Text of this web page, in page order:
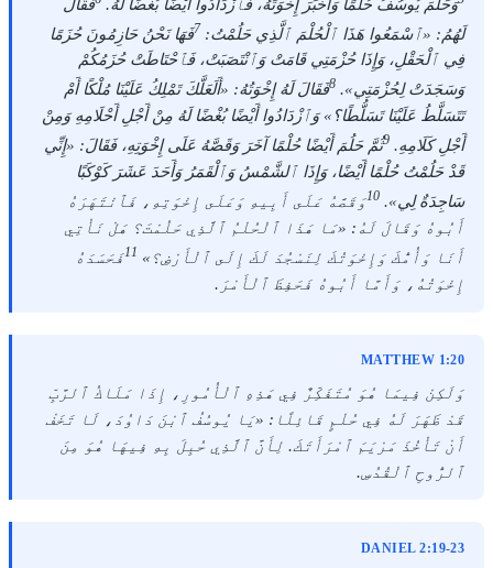
وَحَلُمَ يُوسُفُ حُلْمًا وَأَخْبَرَ إِخْوَتَهُ، فَٱزْدَادُوا أَيْضًا بُغْضًا لَهُ. فَقَالَ
لَهُمُ: «ٱسْمَعُوا هَذَا ٱلْحُلْمَ ٱلَّذِي حَلُمْتُ: 7فَهَا نَحْنُ حَازِمُونَ حُزَمًا
فِي ٱلْحَقْلِ، وَإِذَا حُزْمَتِي قَامَتْ وَٱنْتَصَبَتْ، فَٱحْتَاطَتْ حُزَمُكُمْ
وَسَجَدَتْ لِحُزْمَتِي». 8فَقَالَ لَهُ إِخْوَتُهُ: «أَلَعَلَّكَ تَمْلِكُ عَلَيْنَا مُلْكًا أَمْ
تَتَسَلَّطُ عَلَيْنَا تَسَلُّطًا؟» وَٱزْدَادُوا أَيْضًا بُغْضًا لَهُ مِنْ أَجْلِ أَحْلَامِهِ وَمِنْ
أَجْلِ كَلَامِهِ. 9ثُمَّ حَلُمَ أَيْضًا حُلْمًا آخَرَ وَقَصَّهُ عَلَى إِخْوَتِهِ، فَقَالَ: «إِنِّي
قَدْ حَلُمْتُ حُلْمًا أَيْضًا، وَإِذَا ٱلشَّمْسُ وَٱلْقَمَرُ وَأَحَدَ عَشَرَ كَوْكَبًا
سَاجِدَةٌ لِي». 10وَقَصَّهُ عَلَى أَبِيهِ وَعَلَى إِخْوَتِهِ، فَٱنْتَهَرَهُ
أَبُوهُ وَقَالَ لَهُ: «مَا هَذَا ٱلْحُلْمُ ٱلَّذِي حَلُمْتَ؟ هَلْ نَأْتِي
أَنَا وَأُمُّكَ وَإِخْوَتُكَ لِنَسْجُدَ لَكَ إِلَى ٱلْأَرْضِ؟» 11فَحَسَدَهُ
إِخْوَتُهُ، وَأَمَّا أَبُوهُ فَحَفِظَ ٱلْأَمْرَ.
MATTHEW 1:20
وَلَكِنْ فِيمَا هُوَ مُتَفَكِّرٌ فِي هَذِهِ ٱلْأُمُورِ، إِذَا مَلَاكُ ٱلرَّبِّ
قَدْ ظَهَرَ لَهُ فِي حُلْمٍ قَائِلًا: «يَا يُوسُفُ ٱبْنَ دَاوُدَ، لَا تَخَفْ
أَنْ تَأْخُذَ مَرْيَمَ ٱمْرَأَتَكَ. لِأَنَّ ٱلَّذِي حُبِلَ بِهِ فِيهَا هُوَ مِنَ
ٱلرُّوحِ ٱلْقُدُسِ.
DANIEL 2:19-23